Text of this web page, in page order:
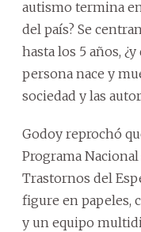
autismo termina
del país? Se
hasta los 5 años,
persona nace y
sociedad y las
Godoy reprochó
Programa
Trastornos del
figure en papeles,
y un equipo